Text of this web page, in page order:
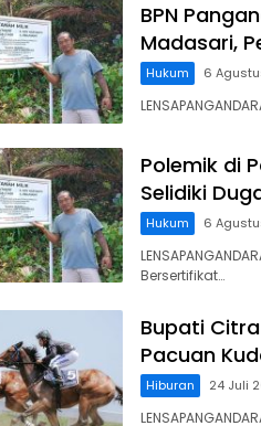
BPN
Madasari,
Hukum 6
Polemik di
Selidiki
Hukum 6
Bersertifikat…
Bupati
Pacuan
Hiburan 24 Juli